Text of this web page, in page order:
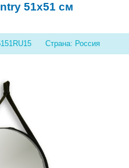
51x51 см
Страна: Россия